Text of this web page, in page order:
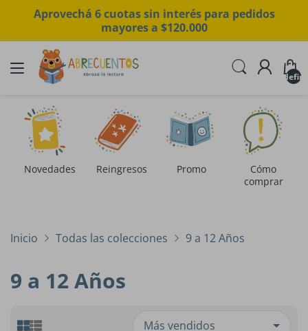
Aprovechá 6 cuotas sin interés para pedidos
mayores a $120.000
Novedades Reingresos Promo
Cómo
comprar
Inicio Todas las colecciones 9 a 12 Años
9 a 12 Años